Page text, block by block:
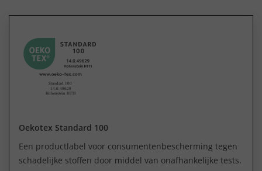
Oekotex Standard 100
Een productlabel voor consumentenbescherming tegen
schadelijke stoffen door middel van onafhankelijke tests.